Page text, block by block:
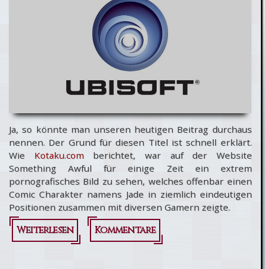
Ja, so könnte man unseren heutigen Beitrag durchaus
nennen. Der Grund für diesen Titel ist schnell erklärt.
Wie Kotaku.comberichtet, war auf der Website
Something Awful für einige Zeit ein extrem
pornografisches Bild zu sehen, welches offenbar einen
Comic Charakter namens Jade in ziemlich eindeutigen
Positionen zusammen mit diversen Gamern zeigte.
Weiterlesen
überKommentare